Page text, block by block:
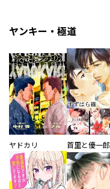
ヤンキー・極道
ヤドカリ 首里と優一郎